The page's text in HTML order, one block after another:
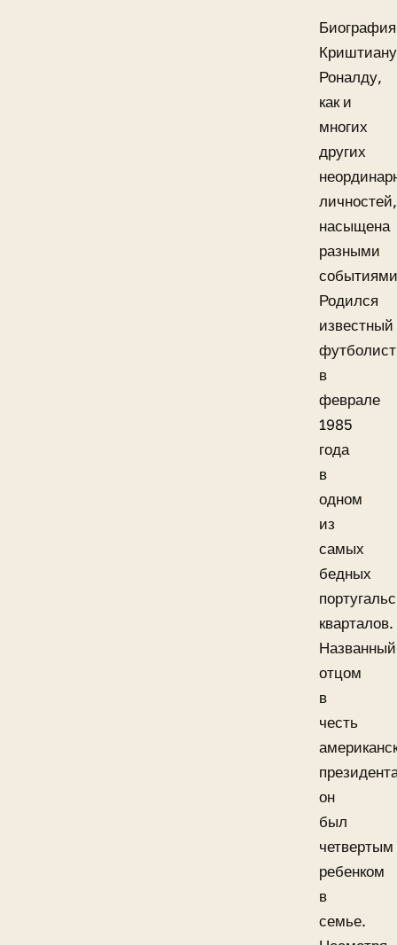
Биография
Криштиану
Роналду,
как и
многих
других
личностей,
насыщена
разными
Родился
известный
футболист
в
феврале
1985
года
в
одном
из
самых
бедных
кварталов.
Названный
отцом
в
честь
он
был
четвертым
ребенком
в
семье.